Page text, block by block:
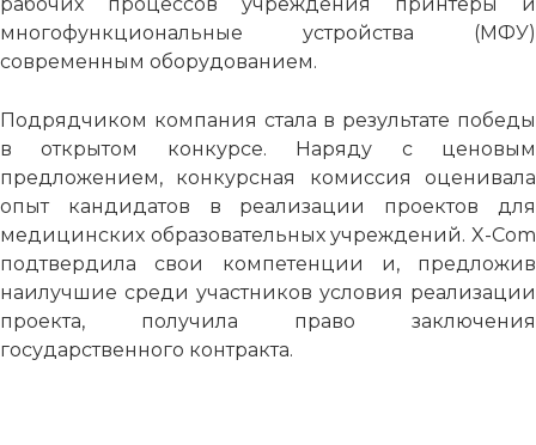
многофункциональные устройства (МФУ)
современным оборудованием.
Подрядчиком компания стала в результате победы
в открытом конкурсе. Наряду с ценовым
предложением, конкурсная комиссия оценивала
опыт кандидатов в реализации проектов для
медицинских образовательных учреждений. X-Com
подтвердила свои компетенции и, предложив
наилучшие среди участников условия реализации
проекта, получила право заключения
государственного контракта.